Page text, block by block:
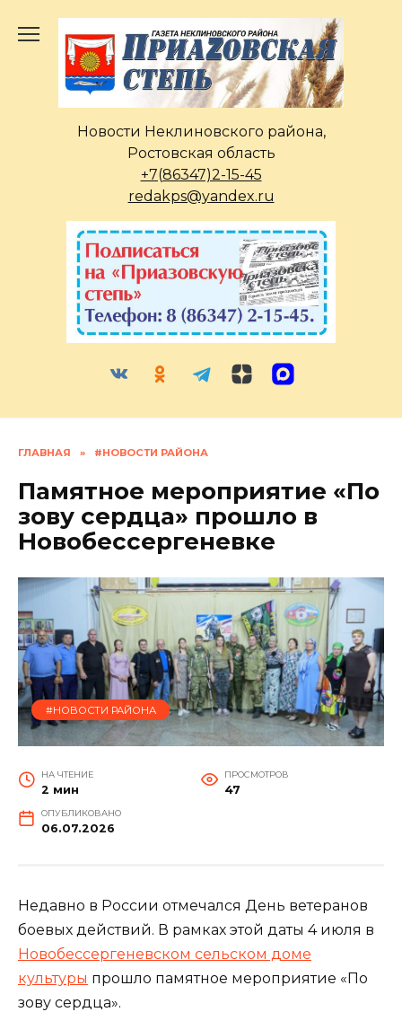
содержанию
Новости Неклиновского района,
Ростовская область
+7(86347)2-15-45
redakps@yandex.ru
ГЛАВНАЯ » #НОВОСТИ РАЙОНА
Памятное мероприятие «По
зову сердца» прошло в
Новобессергеневке
#НОВОСТИ РАЙОНА
НА ЧТЕНИЕ
2 мин
ПРОСМОТРОВ
47
ОПУБЛИКОВАНО
06.07.2026
Недавно в России отмечался День ветеранов
боевых действий. В рамках этой даты 4 июля в
Новобессергеневском сельском доме
культуры прошло памятное мероприятие «По
зову сердца».